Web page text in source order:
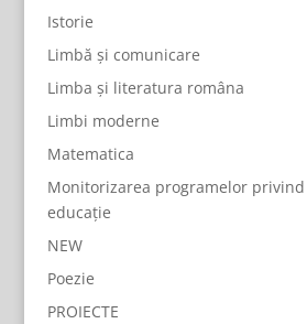
Istorie
Limbă și comunicare
Limba și literatura româna
Limbi moderne
Matematica
Monitorizarea programelor privind
educație
NEW
Poezie
PROIECTE